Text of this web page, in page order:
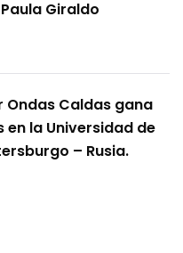
Giraldo
Ondas Caldas gana
en la Universidad de
– Rusia.